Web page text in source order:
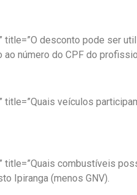
title=”O desconto pode ser
número do CPF do
title=”Quais veículos
title=”Quais combustíveis
Ipiranga (menos GNV).